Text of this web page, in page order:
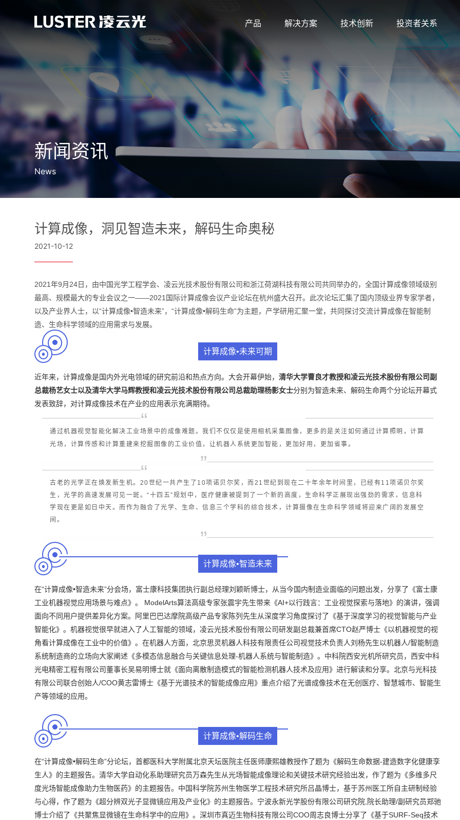
产品 解决方案 技术创新 投资者关系
新闻资讯
News
计算成像，洞见智造未来，解码生命奥秘
2021-10-12
2021年9月24日，由中国光学工程学会、凌云光技术股份有限公司和浙江荷湖科技有限公司共同举办的，全国计算成像领域级别
最高、规模最大的专业会议之一——2021国际计算成像会议产业论坛在杭州盛大召开。此次论坛汇集了国内顶级业界专家学者，
以及产业界人士，以“计算成像•智造未来”，“计算成像•解码生命”为主题，产学研用汇聚一堂，共同探讨交流计算成像在智能制
造、生命科学领域的应用需求与发展。
计算成像•未来可期
近年来，计算成像是国内外光电领域的研究前沿和热点方向。大会开幕伊始，清华大学曹良才教授和凌云光技术股份有限公司副
总裁杨艺女士以及清华大学马辉教授和凌云光技术股份有限公司总裁助理杨影女士分别为智造未来、解码生命两个分论坛开幕式
发表致辞，对计算成像技术在产业的应用表示充满期待。
“
通过机器视觉智能化解决工业场景中的成像难题。我们不仅仅是使用相机采集图像，更多的是关注如何通过计算照明，计算
光场，计算传感和计算重建来挖掘图像的工业价值，让机器人系统更加智能，更加好用，更加省事。
”
“
古老的光学正在焕发新生机。20世纪一共产生了10项诺贝尔奖，而21世纪到现在二十年余年时间里，已经有11项诺贝尔奖
生，光学的高速发展可见一斑。“十四五”规划中，医疗健康被提到了一个新的高度，生命科学正展现出强劲的需求，信息科
学现在更是如日中天。 而作为融合了光学、生命、信息三个学科的综合技术，计算摄像在生命科学领域将迎来广阔的发展空
间。
”
计算成像•智造未来
在“计算成像•智造未来”分会场，富士康科技集团执行副总经理刘颖昕博士，从当今国内制造业面临的问题出发，分享了《富士康
工业机器视觉应用场景与难点》。 ModelArts算法高级专家张震宇先生带来《AI+以行践言：工业视觉探索与落地》的演讲，强调
面向不同用户提供差异化方案。阿里巴巴达摩院高级产品专家陈列先生从深度学习角度探讨了《基于深度学习的视觉智能与产业
智能化》。机器视觉很早就进入了人工智能的领域，凌云光技术股份有限公司研发副总裁兼首席CTO赵严博士《以机器视觉的视
角看计算成像在工业中的价值》。在机器人方面，北京思灵机器人科技有限责任公司视觉技术负责人刘杨先生以机器人/智能制造
系统制造商的立场向大家阐述《多模态信息融合与关键信息处理-机器人系统与智能制造》。中科院西安光机所研究员，西安中科
光电精密工程有限公司董事长吴易明博士就《面向离散制造模式的智能检测机器人技术及应用》进行解读和分享。北京与光科技
有限公司联合创始人/COO黄志雷博士《基于光谱技术的智能成像应用》重点介绍了光谱成像技术在无创医疗、智慧城市、智能生
产等领域的应用。
计算成像•解码生命
在“计算成像•解码生命”分论坛，首都医科大学附属北京天坛医院主任医师康熙雄教授作了题为《解码生命数据-建造数字化健康孪
生人》的主题报告。清华大学自动化系助理研究员万森先生从光场智能成像理论和关键技术研究经验出发，作了题为《多维多尺
度光场智能成像助力生物医药》的主题报告。中国科学院苏州生物医学工程技术研究所吕晶博士，基于苏州医工所自主研制经验
与心得，作了题为《超分辨双光子显微镜应用及产业化》的主题报告。宁波永新光学股份有限公司研究院,院长助理/副研究员郑驰
博士介绍了《共聚焦显微镜在生命科学中的应用》。深圳市真迈生物科技有限公司COO周志良博士分享了《基于SURF-Seq技术